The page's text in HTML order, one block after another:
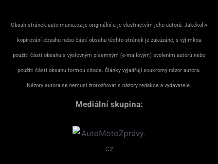
Obsah stránek auto-mania.cz je originální a je vlastnictvím jeho autorů. Jakékoliv
kopírování obsahu nebo částí obsahu těchto stránek je zakázáno, s výjimkou
použití části obsahu s výslovným písemným (e-mailovým) svolením autorů nebo
použití části obsahu formou citace. Články vyjadřují soukromý názor autora.
Názory autora se nemusí ztotožňovat s názory redakce a vydavatele.
Mediální skupina: